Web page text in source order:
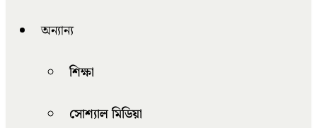
অন্যান্য
শিক্ষা
সোশ্যাল মিডিয়া